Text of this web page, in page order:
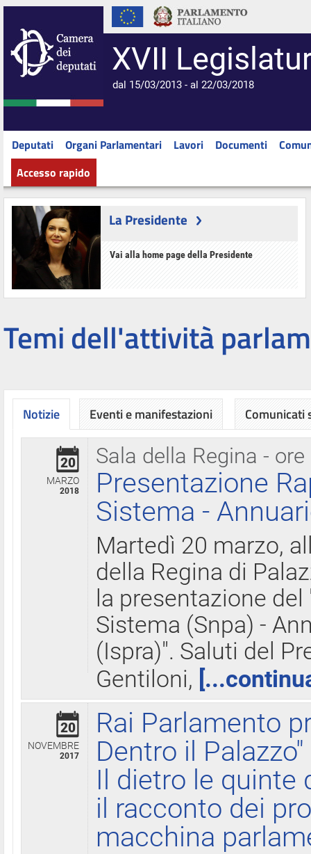
XVII
dal 15/03/2013 - al 22/03/2018
Deputati Organi Parlamentari Lavori Documenti
Accesso rapido
La Presidente
Vai alla home page della Presidente
Temi dell'attività
Notizie
Sala della Regina - ore
20
MARZO
2018
Presentazione
Sistema -
Martedì 20 marzo,
della Regina di
la presentazione
Sistema (Snpa) -
(Ispra)". Saluti del
Gentiloni,
20
NOVEMBRE
2017
Rai Parlamento
Dentro il Palazzo"
Il dietro le quinte
il racconto dei
macchina
Eventi e manifestazioni Comunicati